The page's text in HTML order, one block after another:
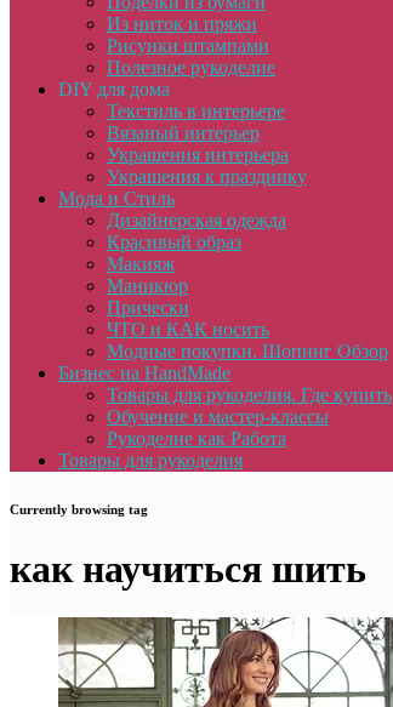
Из ниток и пряжи
Рисунки штампами
Полезное рукоделие
DIY для дома
Текстиль в интерьере
Вязаный интерьер
Украшения интерьера
Украшения к празднику
Мода и Стиль
Дизайнерская одежда
Красивый образ
Макияж
Маникюр
Прически
ЧТО и КАК носить
Модные покупки. Шопинг Обзор
Бизнес на HandMade
Товары для рукоделия. Где купить
Обучение и мастер-классы
Рукоделие как Работа
Товары для рукоделия
Currently browsing tag
как научиться шить